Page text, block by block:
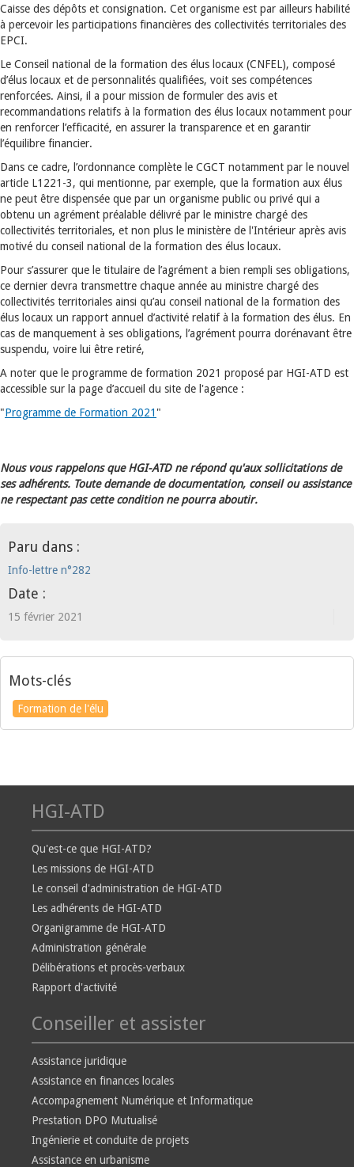
Caisse des dépôts et consignation. Cet organisme est par ailleurs habilité
à percevoir les participations financières des collectivités territoriales des
EPCI.
Le Conseil national de la formation des élus locaux (CNFEL), composé
d’élus locaux et de personnalités qualifiées, voit ses compétences
renforcées. Ainsi, il a pour mission de formuler des avis et
recommandations relatifs à la formation des élus locaux notamment pour
en renforcer l’efficacité, en assurer la transparence et en garantir
l’équilibre financier.
Dans ce cadre, l’ordonnance complète le CGCT notamment par le nouvel
article L1221-3, qui mentionne, par exemple, que la formation aux élus
ne peut être dispensée que par un organisme public ou privé qui a
obtenu un agrément préalable délivré par le ministre chargé des
collectivités territoriales, et non plus le ministère de l'Intérieur après avis
motivé du conseil national de la formation des élus locaux.
Pour s’assurer que le titulaire de l’agrément a bien rempli ses obligations,
ce dernier devra transmettre chaque année au ministre chargé des
collectivités territoriales ainsi qu’au conseil national de la formation des
élus locaux un rapport annuel d’activité relatif à la formation des élus. En
cas de manquement à ses obligations, l’agrément pourra dorénavant être
suspendu, voire lui être retiré,
A noter que le programme de formation 2021 proposé par HGI-ATD est
accessible sur la page d’accueil du site de l'agence :
"Programme de Formation 2021 "
Nous vous rappelons que HGI-ATD ne répond qu'aux sollicitations de
ses adhérents. Toute demande de documentation, conseil ou assistance
ne respectant pas cette condition ne pourra aboutir.
Paru dans :
Info-lettre n°282
Date :
15 février 2021
Mots-clés
Formation de l'élu
HGI-ATD
Qu'est-ce que HGI-ATD?
Les missions de HGI-ATD
Le conseil d'administration de HGI-ATD
Les adhérents de HGI-ATD
Organigramme de HGI-ATD
Administration générale
Délibérations et procès-verbaux
Rapport d'activité
Conseiller et assister
Assistance juridique
Assistance en finances locales
Accompagnement Numérique et Informatique
Prestation DPO Mutualisé
Ingénierie et conduite de projets
Assistance en urbanisme